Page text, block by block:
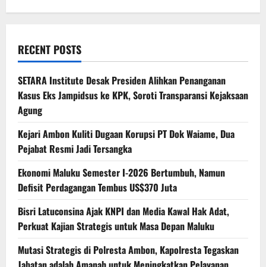
RECENT POSTS
SETARA Institute Desak Presiden Alihkan Penanganan
Kasus Eks Jampidsus ke KPK, Soroti Transparansi Kejaksaan
Agung
Kejari Ambon Kuliti Dugaan Korupsi PT Dok Waiame, Dua
Pejabat Resmi Jadi Tersangka
Ekonomi Maluku Semester I-2026 Bertumbuh, Namun
Defisit Perdagangan Tembus US$370 Juta
Bisri Latuconsina Ajak KNPI dan Media Kawal Hak Adat,
Perkuat Kajian Strategis untuk Masa Depan Maluku
Mutasi Strategis di Polresta Ambon, Kapolresta Tegaskan